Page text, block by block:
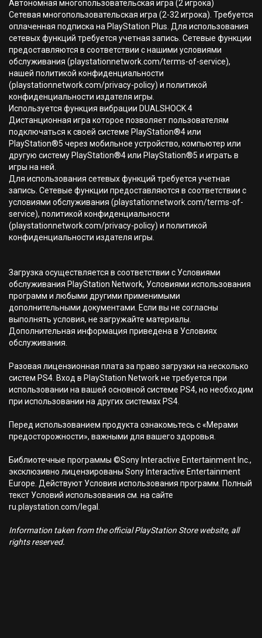
Автономная многопользовательская игра (2 игрока)
Сетевая многопользовательская игра (2-32 игрока). Требуется
оплаченная подписка на PlayStation Plus. Для использования
сетевых функций требуется учетная запись. Сетевые функции
предоставляются в соответствии с нашими условиями
обслуживания (playstationnetwork.com/terms-of-service),
нашей политикой конфиденциальности
(playstationnetwork.com/privacy-policy) и политикой
конфиденциальности издателя игры.
Используется функция вибрации DUALSHOCK 4
Дистанционная игра которое позволяет пользователям
подключаться к своей системе PlayStation®4 или
PlayStation®5 через мобильное устройство, компьютер или
другую систему PlayStation®4 или PlayStation®5 и играть в
игры на ней.
Для использования сетевых функций требуется учетная
запись. Сетевые функции предоставляются в соответствии с
условиями обслуживания (playstationnetwork.com/terms-of-
service), политикой конфиденциальности
(playstationnetwork.com/privacy-policy) и политикой
конфиденциальности издателя игры.
Загрузка осуществляется в соответствии с Условиями
обслуживания PlayStation Network, Условиями использования
программ и любыми другими применимыми
дополнительными документами. Если вы не согласны
выполнять условия, не загружайте материалы.
Дополнительная информация приведена в Условиях
обслуживания.
Разовая лицензионная плата за право загрузки на несколько
систем PS4. Вход в PlayStation Network не требуется при
использовании на вашей основной системе PS4, но необходим
при использовании на других системах PS4.
Перед использованием продукта ознакомьтесь с «Мерами
предосторожности», важными для вашего здоровья.
Библиотечные программы ©Sony Interactive Entertainment Inc.,
эксклюзивно лицензированы Sony Interactive Entertainment
Europe. Действуют Условия использования программ. Полный
текст Условий использования см. на сайте
ru.playstation.com/legal.
Information taken from the official PlayStation Store website, all
rights reserved.